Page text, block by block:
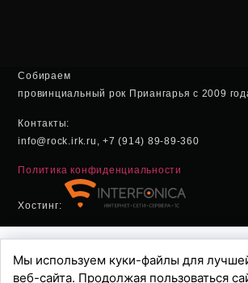
Собираем
провинциальный рок Приангарья с 2009
Контакты:
info@rock.irk.ru, +7 (914) 89-89-360
Политика конфиденциальности
Хостинг:
Мы используем куки-файлы для
веб-сайта. Продолжая пользоваться